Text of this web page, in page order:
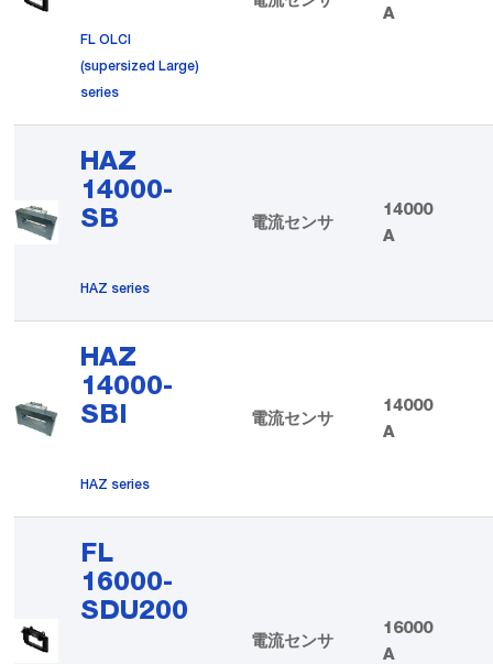
FL OLCI
(supersized Large)
series
A
HAZ
14000-
SB
HAZ series
電流センサ
14000
A
HAZ
14000-
SBI
HAZ series
電流センサ
14000
A
FL
16000-
SDU200
電流センサ
16000
A